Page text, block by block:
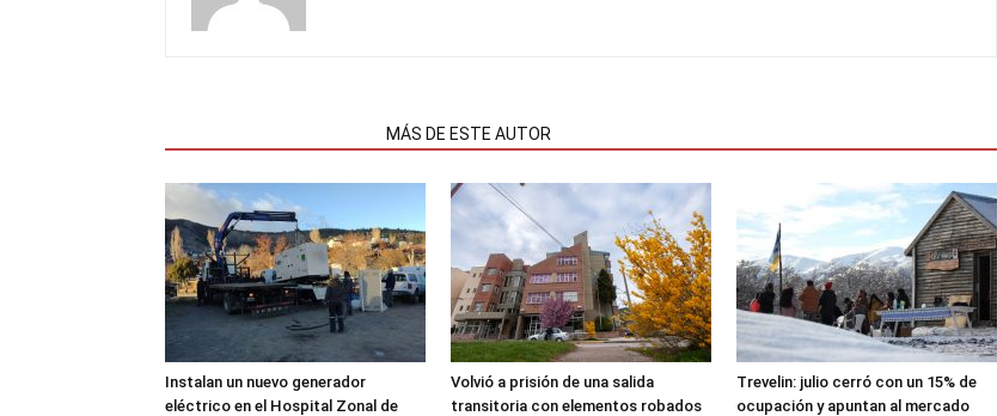
MÁS DE ESTE AUTOR
Instalan un nuevo generador
eléctrico en el Hospital Zonal de
Volvió a prisión de una salida
transitoria con elementos robados
Trevelin: julio cerró con un 15% de
ocupación y apuntan al mercado